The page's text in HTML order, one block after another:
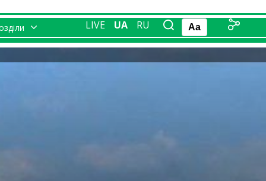
LIVE UA RU Aa